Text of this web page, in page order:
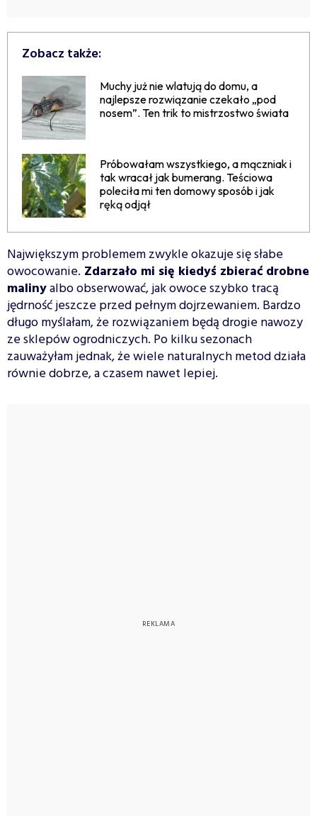
Zobacz także:
Muchy już nie wlatują do domu, a
najlepsze rozwiązanie czekało „pod
nosem”. Ten trik to mistrzostwo świata
Próbowałam wszystkiego, a mączniak i
tak wracał jak bumerang. Teściowa
poleciła mi ten domowy sposób i jak
ręką odjął
Największym problemem zwykle okazuje się słabe
owocowanie. Zdarzało mi się kiedyś zbierać drobne
malinyalbo obserwować, jak owoce szybko tracą
jędrność jeszcze przed pełnym dojrzewaniem. Bardzo
długo myślałam, że rozwiązaniem będą drogie nawozy
ze sklepów ogrodniczych. Po kilku sezonach
zauważyłam jednak, że wiele naturalnych metod działa
równie dobrze, a czasem nawet lepiej.